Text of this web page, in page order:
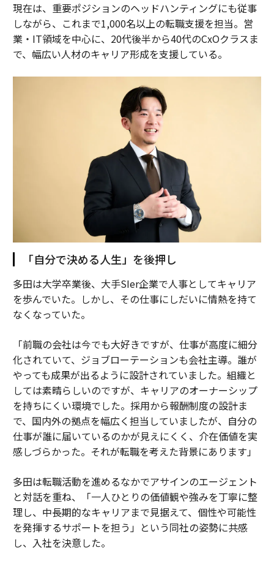
現在は、重要ポジションのヘッドハンティングにも従事
しながら、これまで1,000名以上の転職支援を担当。営
業・IT領域を中心に、20代後半から40代のCxOクラスま
で、幅広い人材のキャリア形成を支援している。
「自分で決める人生」を後押し
多田は大学卒業後、大手SIer企業で人事としてキャリア
を歩んでいた。しかし、その仕事にしだいに情熱を持て
なくなっていた。
「前職の会社は今でも大好きですが、仕事が高度に細分
化されていて、ジョブローテーションも会社主導。誰が
やっても成果が出るように設計されていました。組織と
しては素晴らしいのですが、キャリアのオーナーシップ
を持ちにくい環境でした。採用から報酬制度の設計ま
で、国内外の拠点を幅広く担当していましたが、自分の
仕事が誰に届いているのかが見えにくく、介在価値を実
感しづらかった。それが転職を考えた背景にあります」
多田は転職活動を進めるなかでアサインのエージェント
と対話を重ね、「一人ひとりの価値観や強みを丁寧に整
理し、中長期的なキャリアまで見据えて、個性や可能性
を発揮するサポートを担う」という同社の姿勢に共感
し、入社を決意した。